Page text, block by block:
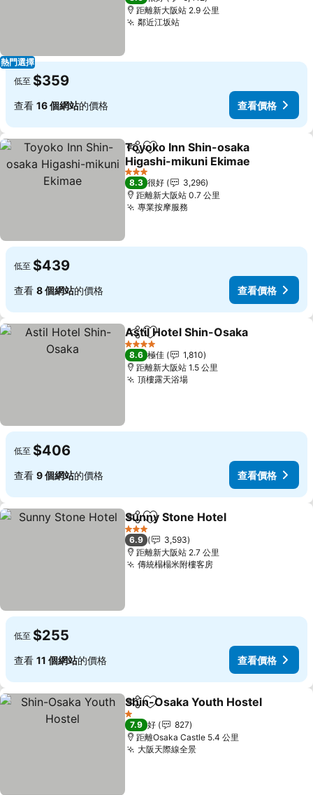
熱門選擇
距離新大阪站 2.9 公里
鄰近江坂站
低至 $359
查看 16 個網站的價格 查看價格
分享 放到收藏夾
Toyoko Inn Shin-osaka
Higashi-mikuni Ekimae
3 星級
8.3 很好
3,296
距離新大阪站 0.7 公里
專業按摩服務
低至 $439
查看 8 個網站的價格 查看價格
分享 放到收藏夾
Astil Hotel Shin-Osaka
4 星級
8.6 極佳
1,810
距離新大阪站 1.5 公里
頂樓露天浴場
低至 $406
查看 9 個網站的價格 查看價格
分享 放到收藏夾
Sunny Stone Hotel
3 星級
6.9
3,593
距離新大阪站 2.7 公里
傳統榻榻米附樓客房
低至 $255
查看 11 個網站的價格 查看價格
分享 放到收藏夾
Shin-Osaka Youth Hostel
1 星級
7.9 好
827
距離Osaka Castle 5.4 公里
大阪天際線全景